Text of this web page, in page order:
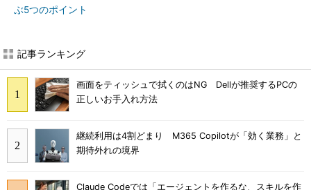
ぶ5つのポイント
記事ランキング
画面をティッシュで拭くのはNG Dellが推奨するPCの
正しいお手入れ方法
継続利用は4割どまり M365 Copilotが「効く業務」と
期待外れの境界
Claude Codeでは「エージェントを作るな、スキルを作